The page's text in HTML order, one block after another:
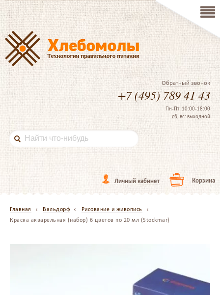
Обратный звонок
+7 (495) 789 41 43
Пн-Пт: 10:00-18:00
сб, вс: выходной
Личный кабинет Корзина
Главная Вальдорф
Рисование и живопись
Краска акварельная (набор) 6 цветов по 20 мл (Stockmar)